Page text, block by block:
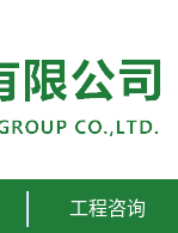
工程咨询